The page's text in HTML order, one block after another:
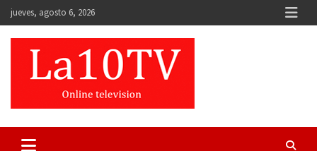
Skip
to
content
jueves, agosto 6, 2026